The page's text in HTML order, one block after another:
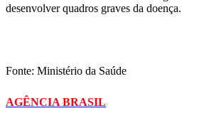
desenvolver quadros graves da doença.
Fonte: Ministério da Saúde
AGÊNCIA BRASIL